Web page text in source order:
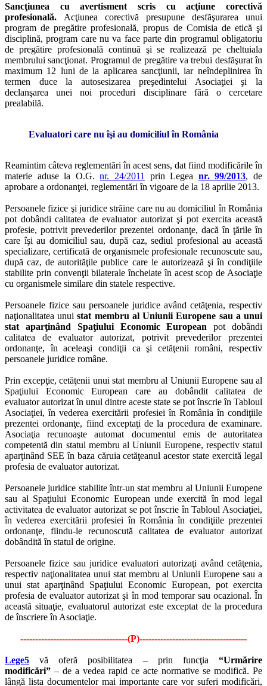
Sancţiunea cu avertisment scris cu acţiune corectivă
profesională. Acţiunea corectivă presupune desfăşurarea unui
program de pregătire profesională, propus de Comisia de etică şi
disciplină, program care nu va face parte din programul obligatoriu
de pregătire profesională continuă şi se realizează pe cheltuiala
membrului sancţionat. Programul de pregătire va trebui desfăşurat în
maximum 12 luni de la aplicarea sancţiunii, iar neîndeplinirea în
termen duce la autosesizarea preşedintelui Asociaţiei şi la
declanşarea unei noi proceduri disciplinare fără o cercetare
prealabilă.
Evaluatori care nu îşi au domiciliul în România
Reamintim câteva reglementări în acest sens, dat fiind modificările în
materie aduse la O.G.nr. 24/2011 prin Legea nr. 99/2013, de
aprobare a ordonanţei, reglementări în vigoare de la 18 aprilie 2013.
Persoanele fizice şi juridice străine care nu au domiciliul în România
pot dobândi calitatea de evaluator autorizat şi pot exercita această
profesie, potrivit prevederilor prezentei ordonanţe, dacă în ţările în
care îşi au domiciliul sau, după caz, sediul profesional au această
specializare, certificată de organismele profesionale recunoscute sau,
după caz, de autorităţile publice care le autorizează şi în condiţiile
stabilite prin convenţii bilaterale încheiate în acest scop de Asociaţie
cu organismele similare din statele respective.
Persoanele fizice sau persoanele juridice având cetăţenia, respectiv
naţionalitatea unuistat membru al Uniunii Europene sau a unui
stat aparţinând Spaţiului Economic European pot dobândi
calitatea de evaluator autorizat, potrivit prevederilor prezentei
ordonanţe, în aceleaşi condiţii ca şi cetăţenii români, respectiv
persoanele juridice române.
Prin excepţie, cetăţenii unui stat membru al Uniunii Europene sau al
Spaţiului Economic European care au dobândit calitatea de
evaluator autorizat în unul dintre aceste state se pot înscrie în Tabloul
Asociaţiei, în vederea exercitării profesiei în România în condiţiile
prezentei ordonanţe, fiind exceptaţi de la procedura de examinare.
Asociaţia recunoaşte automat documentul emis de autoritatea
competentă din statul membru al Uniunii Europene, respectiv statul
aparţinând SEE în baza căruia cetăţeanul acestor state exercită legal
profesia de evaluator autorizat.
Persoanele juridice stabilite într-un stat membru al Uniunii Europene
sau al Spaţiului Economic European unde exercită în mod legal
activitatea de evaluator autorizat se pot înscrie în Tabloul Asociaţiei,
în vederea exercitării profesiei în România în condiţiile prezentei
ordonanţe, fiindu-le recunoscută calitatea de evaluator autorizat
dobândită în statul de origine.
Persoanele fizice sau juridice evaluatori autorizaţi având cetăţenia,
respectiv naţionalitatea unui stat membru al Uniunii Europene sau a
unui stat aparţinând Spaţiului Economic European, pot exercita
profesia de evaluator autorizat şi în mod temporar sau ocazional. În
această situaţie, evaluatorul autorizat este exceptat de la procedura
de înscriere în Asociaţie.
------------------------------------(P)------------------------------------
Lege5 vă oferă posibilitatea – prin funcţia “Urmărire
modificări” – de a vedea rapid ce acte normative se modifică. Pe
lângă lista documentelor mai importante care vor suferi modificări,